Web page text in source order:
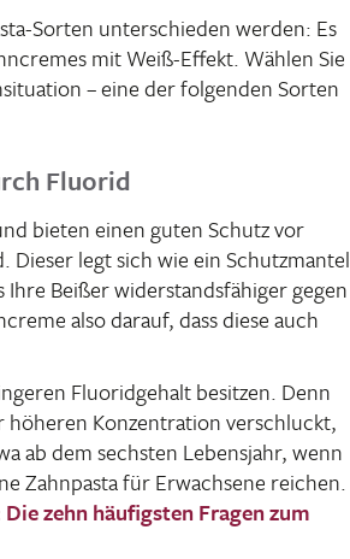
Sorten unter­schieden werden: Es
mit Weiß-Effekt. Wählen Sie
– eine der folgenden Sorten
Fluorid
bieten einen guten Schutz vor
legt sich wie ein Schutz­mantel
Beißer wider­stands­fä­higer gegen
also darauf, dass diese auch
Fluo­rid­ge­halt besitzen. Denn
Konzen­tra­tion verschluckt,
ab dem sechsten Lebens­jahr, wenn
Zahn­pasta für Erwach­sene reichen.
Die zehn häufigsten Fragen zum